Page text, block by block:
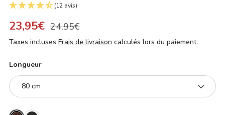
(12 avis)
23,95€ 24,95€
Taxes incluses Frais de livraison calculés lors du paiement.
Longueur
80 cm